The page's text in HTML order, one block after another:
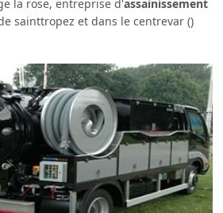
la rose, entreprise d'assainissement
sainttropez et dans le centrevar ()